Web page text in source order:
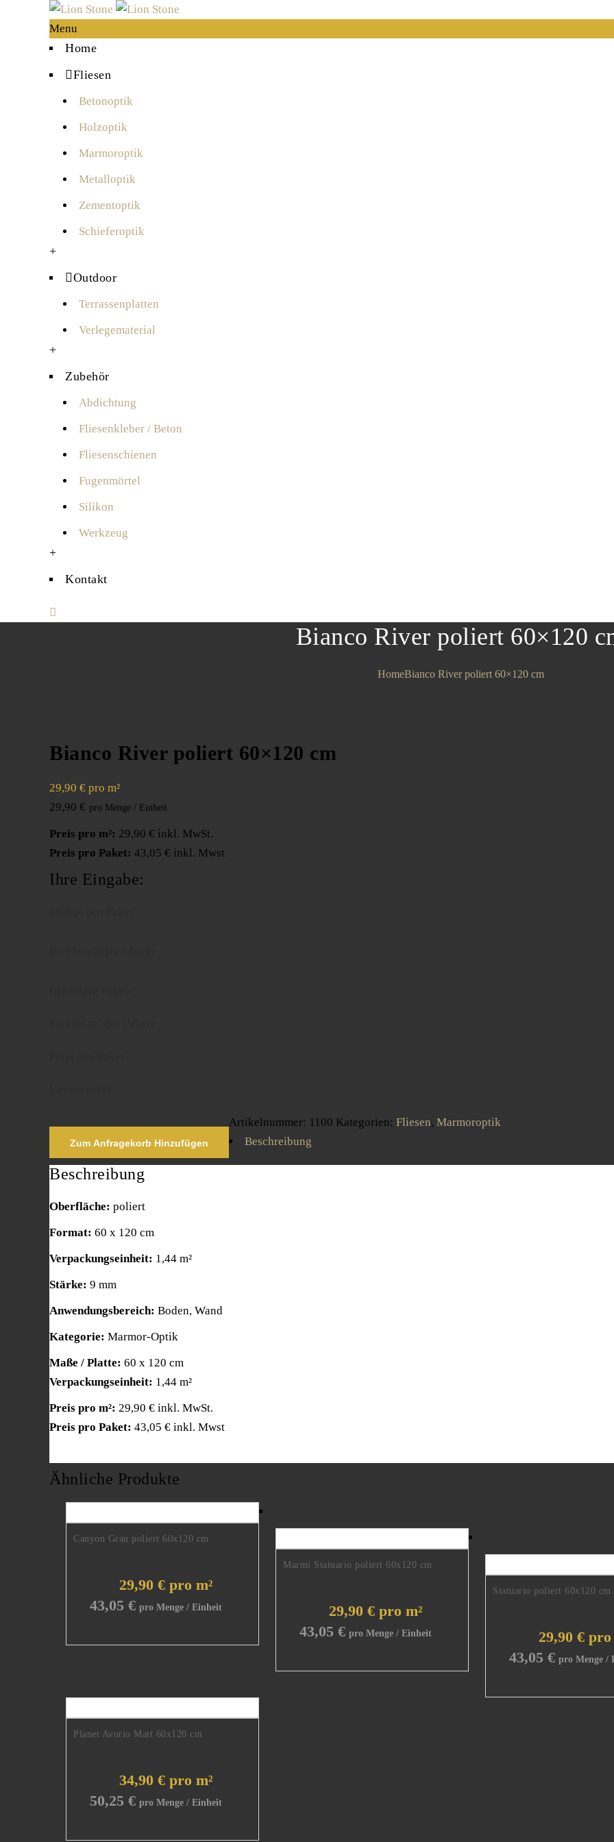
Menu
Home
Fliesen
Betonoptik
Holzoptik
Marmoroptik
Metalloptik
Zementoptik
Schieferoptik
+
Outdoor
Terrassenplatten
Verlegematerial
+
Zubehör
Abdichtung
Fliesenkleber / Beton
Fliesenschienen
Fugenmörtel
Silikon
Werkzeug
+
Kontakt
Bianco River poliert 60×120
HomeBianco River poliert 60×120 cm
Bianco River poliert 60×120 cm
29,90 € pro m²
29,90 €
Preis pro m²: 29,90 € inkl. MwSt.
Preis pro Paket: 43,05 € inkl. Mwst
Ihre Eingabe:
Zum Anfragekorb Hinzufügen
Artikelnummer: 1100 Kategorien: Fliesen, Marmoroptik
Beschreibung
Beschreibung
Oberfläche: poliert
Format: 60 x 120 cm
Verpackungseinheit: 1,44 m²
Stärke: 9 mm
Anwendungsbereich: Boden, Wand
Kategorie: Marmor-Optik
Maße / Platte: 60 x 120 cm
Verpackungseinheit: 1,44 m²
Preis pro m²: 29,90 € inkl. MwSt.
Preis pro Paket: 43,05 € inkl. Mwst
Ähnliche Produkte
Canyon Grau poliert 60x120 cm
29,90 € pro m²
43,05 €
Marmi Statuario poliert 60x120 cm
29,90 € pro m²
43,05 €
Statuario poliert 60x120 cm
29,90 € pro
43,05 €
Planet Avorio Matt 60x120 cm
34,90 € pro m²
50,25 €